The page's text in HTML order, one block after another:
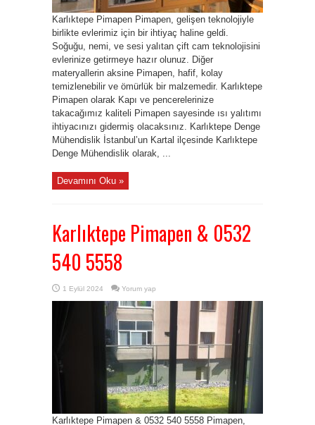
Karlıktepe Pimapen Pimapen, gelişen teknolojiyle
birlikte evlerimiz için bir ihtiyaç haline geldi.
Soğuğu, nemi, ve sesi yalıtan çift cam teknolojisini
evlerinize getirmeye hazır olunuz. Diğer
materyallerin aksine Pimapen, hafif, kolay
temizlenebilir ve ömürlük bir malzemedir. Karlıktepe
Pimapen olarak Kapı ve pencerelerinize
takacağımız kaliteli Pimapen sayesinde ısı yalıtımı
ihtiyacınızı gidermiş olacaksınız. Karlıktepe Denge
Mühendislik İstanbul’un Kartal ilçesinde Karlıktepe
Denge Mühendislik olarak, ...
Devamını Oku »
Karlıktepe Pimapen & 0532
540 5558
1 Eylül 2024 Yorum yap
Karlıktepe Pimapen & 0532 540 5558 Pimapen,